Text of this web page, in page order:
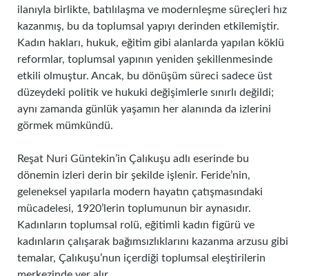
ilanıyla birlikte, batılılaşma ve modernleşme süreçleri hız
kazanmış, bu da toplumsal yapıyı derinden etkilemiştir.
Kadın hakları, hukuk, eğitim gibi alanlarda yapılan köklü
reformlar, toplumsal yapının yeniden şekillenmesinde
etkili olmuştur. Ancak, bu dönüşüm süreci sadece üst
düzeydeki politik ve hukuki değişimlerle sınırlı değildi;
aynı zamanda günlük yaşamın her alanında da izlerini
görmek mümkündü.
Reşat Nuri Güntekin’in Çalıkuşu adlı eserinde bu
dönemin izleri derin bir şekilde işlenir. Feride’nin,
geleneksel yapılarla modern hayatın çatışmasındaki
mücadelesi, 1920’lerin toplumunun bir aynasıdır.
Kadınların toplumsal rolü, eğitimli kadın figürü ve
kadınların çalışarak bağımsızlıklarını kazanma arzusu gibi
temalar, Çalıkuşu’nun içerdiği toplumsal eleştirilerin